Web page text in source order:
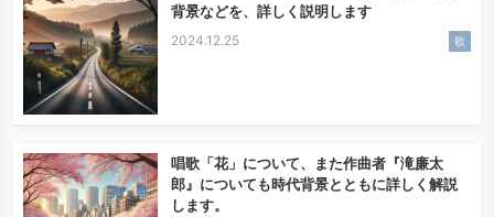
背景などを、詳しく説明します
2024.12.25 歌
唱歌「花」について、また作曲者『滝廉太
郎』についても時代背景とともに詳しく解説
します。